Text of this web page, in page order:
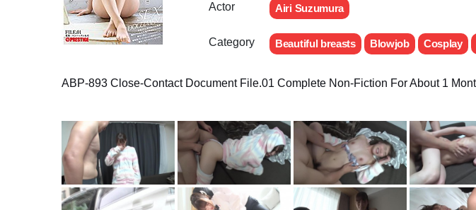
Actor Airi Suzumura
Category Beautiful breasts Blowjob Cosplay
ABP-893 Close-Contact Document File.01 Complete Non-Fiction For About 1